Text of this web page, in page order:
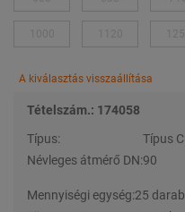
A kiválasztás visszaállítása
Tételszám.: 174058
Típus:
Típus C
Névleges átmérő DN:90
Mennyiségi egység:25 darab